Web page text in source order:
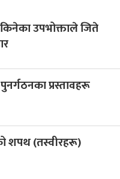
उपभोक्ताले जिते
प्रस्तावहरू
शपथ (तस्वीरहरू)